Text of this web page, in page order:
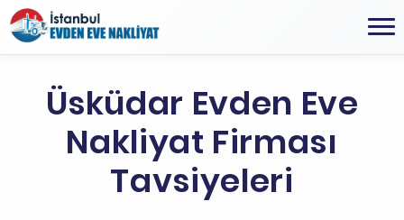
Üsküdar Evden Eve
Nakliyat Firması
Tavsiyeleri